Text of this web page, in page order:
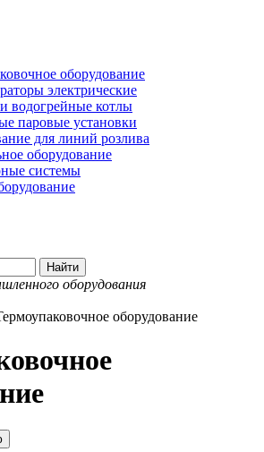
оборудование
электрические
водогрейные котлы
паровые установки
для линий розлива
оборудование
системы
оборудования
оборудование